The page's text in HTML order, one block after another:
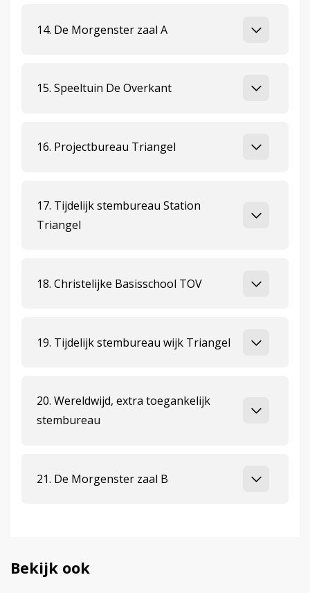
14. De Morgenster zaal A
15. Speeltuin De Overkant
16. Projectbureau Triangel
17. Tijdelijk stembureau Station
Triangel
18. Christelijke Basisschool TOV
19. Tijdelijk stembureau wijk Triangel
20. Wereldwijd, extra toegankelijk
stembureau
21. De Morgenster zaal B
Bekijk ook